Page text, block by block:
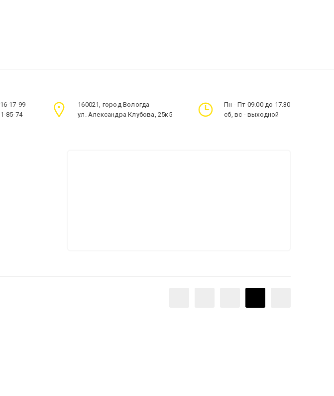
17-99
85-74
160021, город Вологда
ул. Александра Клубова, 25к5
Пн - Пт 09.00 до 17.30
сб, вс - выходной